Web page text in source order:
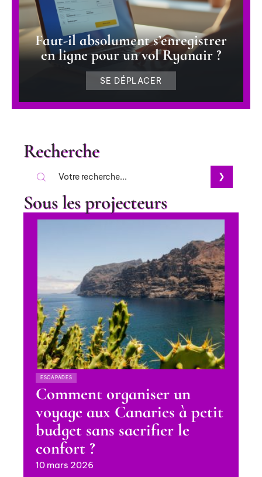
Faut-il absolument s’enregistrer
en ligne pour un vol Ryanair ?
SE DÉPLACER
Recherche
Sous les projecteurs
ESCAPADES
Comment organiser un
voyage aux Canaries à petit
budget sans sacrifier le
confort ?
10 mars 2026